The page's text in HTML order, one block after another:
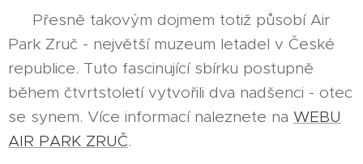
Přesně takovým dojmem totiž působí Air
Park Zruč - největší muzeum letadel v České
republice. Tuto fascinující sbírku postupně
během čtvrtstoletí vytvořili dva nadšenci - otec
se synem. Více informací naleznete na WEBU
AIR PARK ZRUČ.